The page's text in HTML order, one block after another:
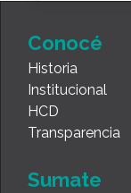
Conocé
Historia
Institucional
HCD
Transparencia
Sumate